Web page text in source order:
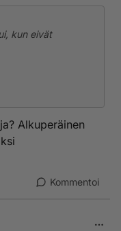
kun eivät
Alkuperäinen
Kommentoi